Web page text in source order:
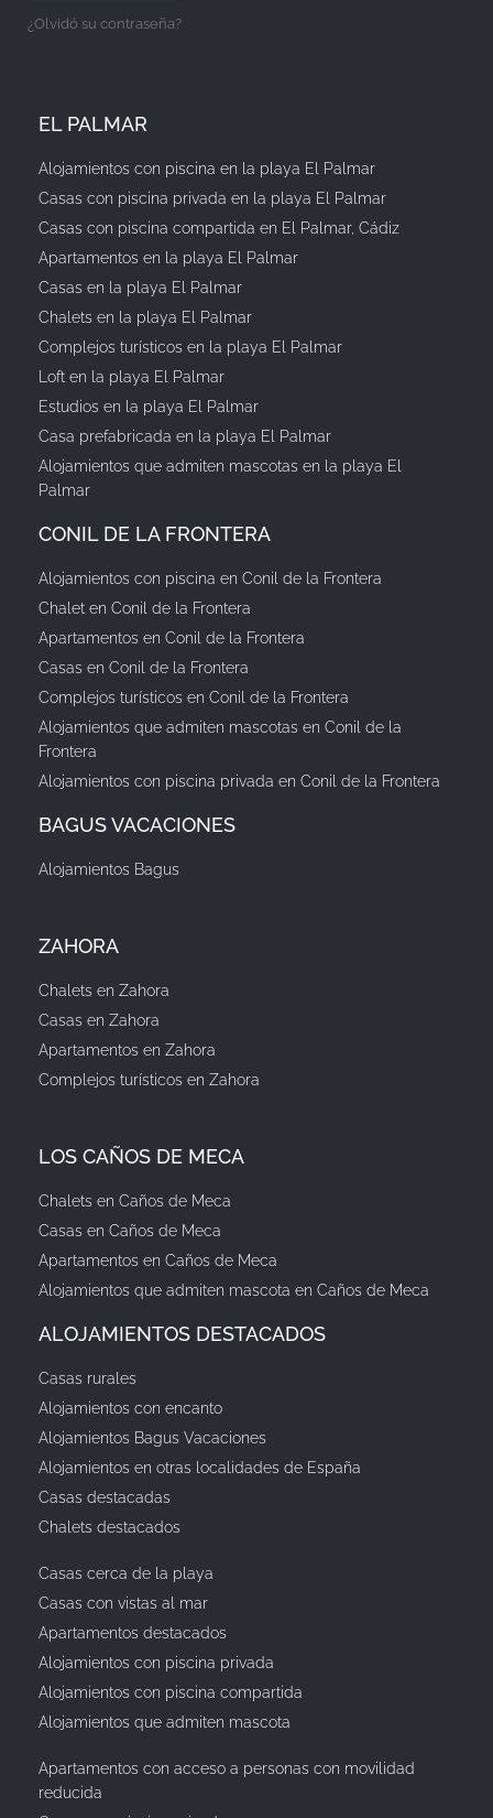
¿Olvidó su contraseña?
EL PALMAR
Alojamientos con piscina en la playa El Palmar
Casas con piscina privada en la playa El Palmar
Casas con piscina compartida en El Palmar, Cádiz
Apartamentos en la playa El Palmar
Casas en la playa El Palmar
Chalets en la playa El Palmar
Complejos turísticos en la playa El Palmar
Loft en la playa El Palmar
Estudios en la playa El Palmar
Casa prefabricada en la playa El Palmar
Alojamientos que admiten mascotas en la playa El
Palmar
CONIL DE LA FRONTERA
Alojamientos con piscina en Conil de la Frontera
Chalet en Conil de la Frontera
Apartamentos en Conil de la Frontera
Casas en Conil de la Frontera
Complejos turísticos en Conil de la Frontera
Alojamientos que admiten mascotas en Conil de la
Frontera
Alojamientos con piscina privada en Conil de la Frontera
BAGUS VACACIONES
Alojamientos Bagus
ZAHORA
Chalets en Zahora
Casas en Zahora
Apartamentos en Zahora
Complejos turísticos en Zahora
LOS CAÑOS DE MECA
Chalets en Caños de Meca
Casas en Caños de Meca
Apartamentos en Caños de Meca
Alojamientos que admiten mascota en Caños de Meca
ALOJAMIENTOS DESTACADOS
Casas rurales
Alojamientos con encanto
Alojamientos Bagus Vacaciones
Alojamientos en otras localidades de España
Casas destacadas
Chalets destacados
Casas cerca de la playa
Casas con vistas al mar
Apartamentos destacados
Alojamientos con piscina privada
Alojamientos con piscina compartida
Alojamientos que admiten mascota
Apartamentos con acceso a personas con movilidad
reducida